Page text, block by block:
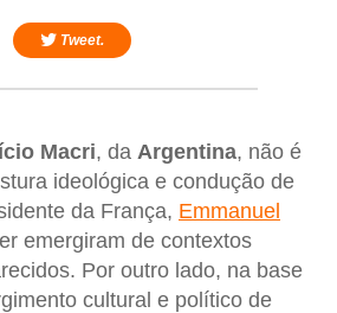
Tweet.
Macri, da Argentina, não é
ideológica e condução de
da França, Emmanuel
emergiram de contextos
Por outro lado, na base
cultural e político de